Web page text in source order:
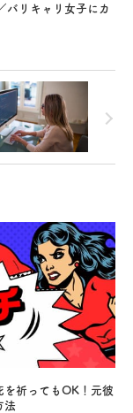
バリキャリ女子にカ
を祈ってもOK！元彼
法